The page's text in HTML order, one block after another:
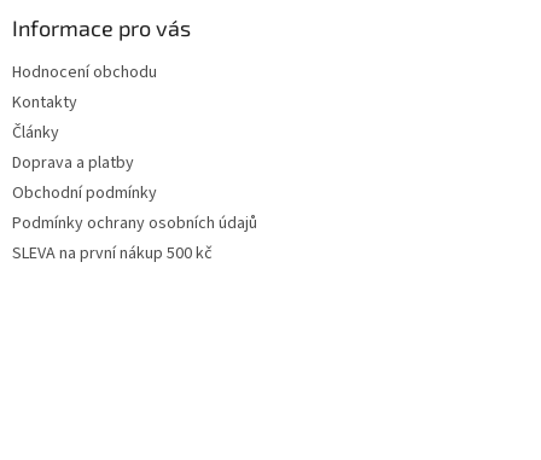
Informace pro vás
Hodnocení obchodu
Kontakty
Články
Doprava a platby
Obchodní podmínky
Podmínky ochrany osobních údajů
SLEVA na první nákup 500 kč